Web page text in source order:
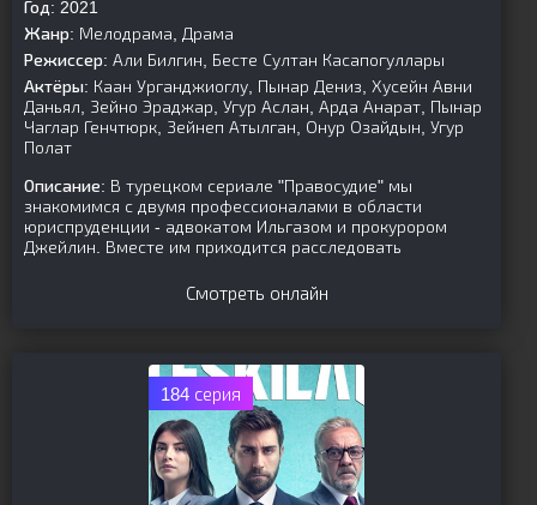
Год: 2021
Жанр: Мелодрама, Драма
Режиссер: Али Билгин, Бесте Султан Касапогуллары
Актёры: Каан Урганджиоглу, Пынар Дениз, Хусейн Авни
Даньял, Зейно Эраджар, Угур Аслан, Арда Анарат, Пынар
Чаглар Генчтюрк, Зейнеп Атылган, Онур Озайдын, Угур
Полат
Описание: В турецком сериале "Правосудие" мы
знакомимся с двумя профессионалами в области
юриспруденции - адвокатом Ильгазом и прокурором
Джейлин. Вместе им приходится расследовать
Смотреть онлайн
184 серия